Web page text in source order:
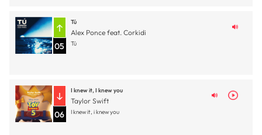
05
Tú
Alex Ponce feat. Corkidi
Tú
06
I knew it, I knew you
Taylor Swift
I knew it, i knew you